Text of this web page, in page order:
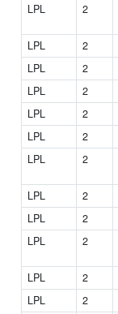
LPL
2
LPL 2
LPL
2
LPL
2
LPL
2
LPL
2
LPL
2
LPL 2
LPL
2
LPL
2
LPL 2
LPL
2